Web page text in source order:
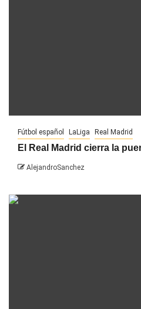
Fútbol español LaLiga Real Madrid
El Real Madrid cierra la
AlejandroSanchez